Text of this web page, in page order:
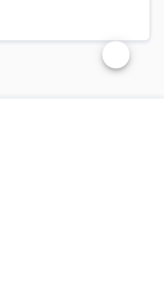
Changer la